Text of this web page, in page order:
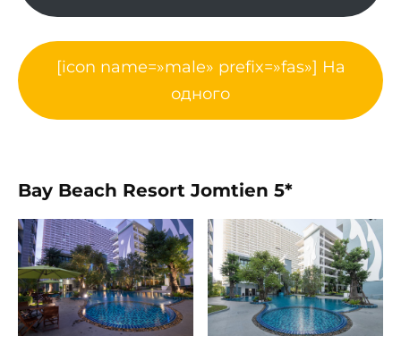
[icon name=»male» prefix=»fas»] На
одного
Bay Beach Resort Jomtien 5*